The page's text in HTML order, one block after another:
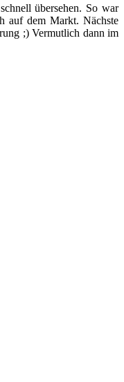
übersehen. So war
auf dem Markt. Nächste
;) Vermutlich dann im